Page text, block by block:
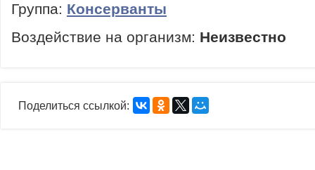
Группа: Консерванты
Воздействие на организм: Неизвестно
Поделиться ссылкой: